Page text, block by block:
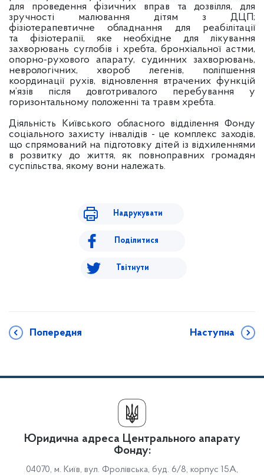
для проведення фізичних вправ та дозвілля, для
зручності малювання дітям з ДЦП;
фізіотерапевтичне обладнання для реабілітації
та фізіотерапії, яке необхідне для лікування
захворювань суглобів і хребта, бронхіальної астми,
опорно-рухового апарату, судинних захворювань,
неврологічних, хвороб легенів, поліпшення
координації рухів, відновлення втрачених функцій
м’язів після довготривалого перебування у
горизонтальному положенні та травм хребта.
Діяльність Київського обласного відділення Фонду
соціального захисту інвалідів - це комплекс заходів,
що спрямований на підготовку дітей із відхиленнями
в розвитку до життя, як повноправних громадян
суспільства, якому вони належать.
Надрукувати
Поділитися
Твітнути
Попередня Наступна
Юридична адреса Центрального апарату
Фонду:
04070, м. Київ, вул. Фролівська, буд. 6/8, корпус 15А,